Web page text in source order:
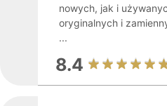
nowych, jak i
oryginalnych i
...
8.4